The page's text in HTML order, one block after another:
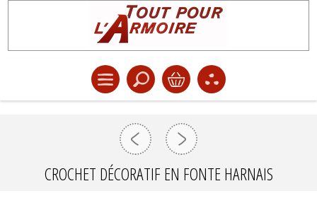
CROCHET DÉCORATIF EN FONTE HARNAIS